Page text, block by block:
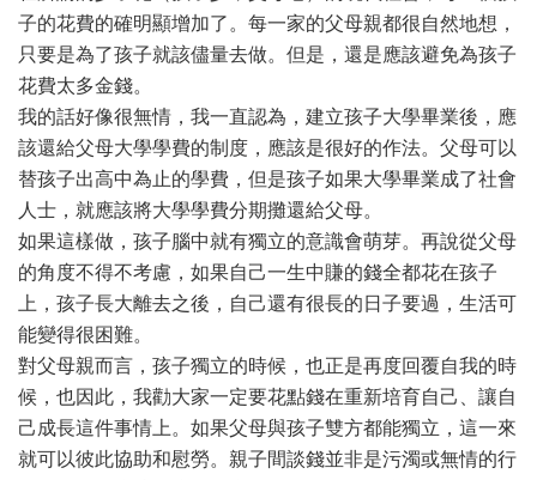
子的花費的確明顯增加了。每一家的父母親都很自然地想，
只要是為了孩子就該儘量去做。但是，還是應該避免為孩子
花費太多金錢。
我的話好像很無情，我一直認為，建立孩子大學畢業後，應
該還給父母大學學費的制度，應該是很好的作法。父母可以
替孩子出高中為止的學費，但是孩子如果大學畢業成了社會
人士，就應該將大學學費分期攤還給父母。
如果這樣做，孩子腦中就有獨立的意識會萌芽。再說從父母
的角度不得不考慮，如果自己一生中賺的錢全都花在孩子
上，孩子長大離去之後，自己還有很長的日子要過，生活可
能變得很困難。
對父母親而言，孩子獨立的時候，也正是再度回覆自我的時
候，也因此，我勸大家一定要花點錢在重新培育自己、讓自
己成長這件事情上。如果父母與孩子雙方都能獨立，這一來
就可以彼此協助和慰勞。親子間談錢並非是污濁或無情的行